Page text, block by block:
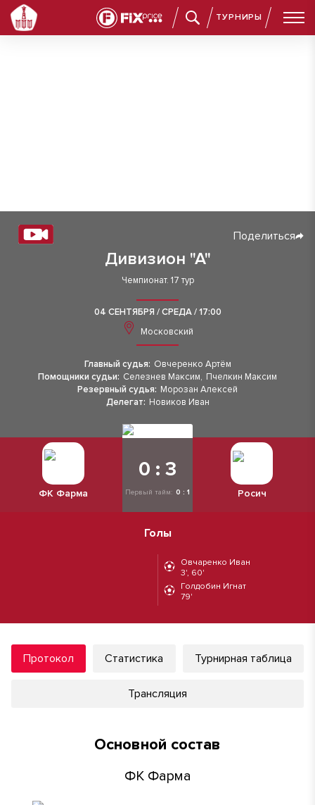
ТУРНИРЫ
Дивизион "А"
Поделиться
Чемпионат. 17 тур
04 СЕНТЯБРЯ / СРЕДА / 17:00
Московский
Главный судья: Овчеренко Артём
Помощники судьи: Селезнев Максим, Пчелкин Максим
Резервный судья: Морозан Алексей
Делегат: Новиков Иван
ФК Фарма
0 : 3
Первый тайм: 0 : 1 Росич
Голы
Овчаренко Иван
3', 60'
Голдобин Игнат
79'
Протокол Статистика Турнирная таблица
Трансляция
Основной состав
ФК Фарма